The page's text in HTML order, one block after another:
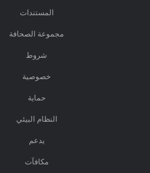
المستندات
مجموعة الصحافة
شروط
خصوصية
حماية
النظام البيئي
يدعم
مكافآت